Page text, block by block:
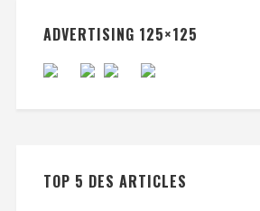
ADVERTISING 125×125
TOP 5 DES ARTICLES